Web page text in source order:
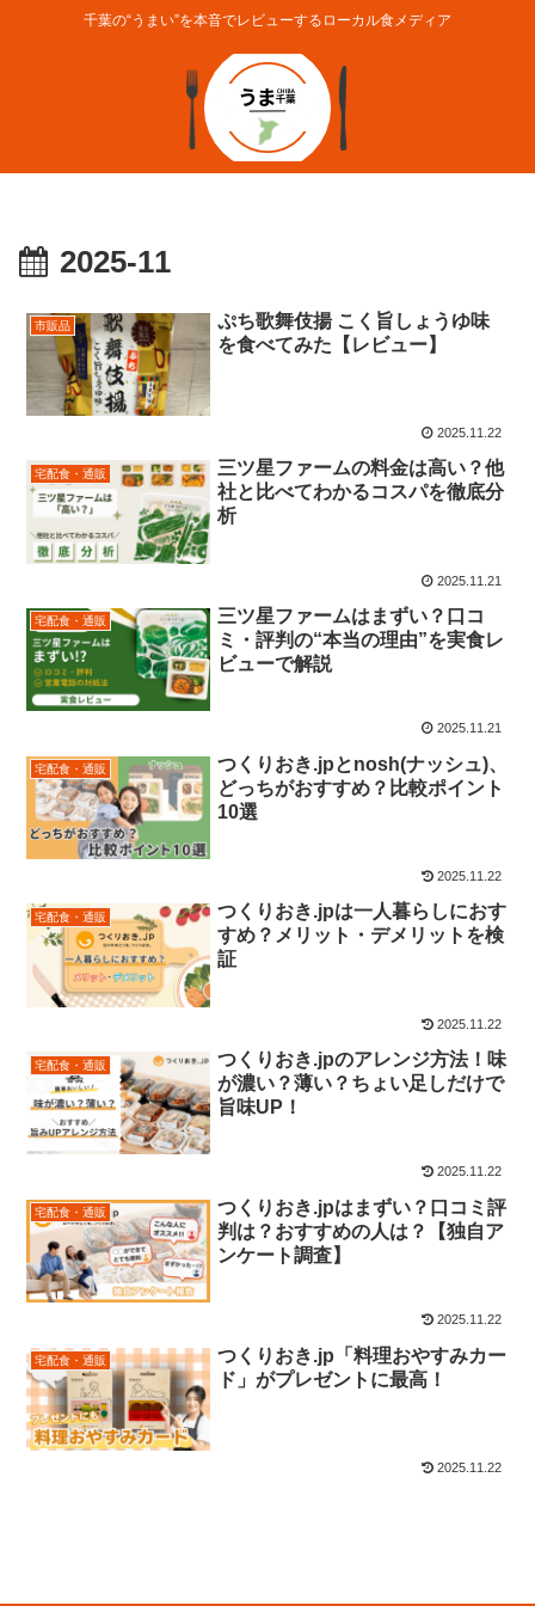
千葉の“うまい”を本音でレビューするローカル食メディア
2025-11
市販品
ぷち歌舞伎揚 こく旨しょうゆ味
を食べてみた【レビュー】
2025.11.22
宅配食・通販
三ツ星ファームの料金は高い？他
社と比べてわかるコスパを徹底分
析
2025.11.21
宅配食・通販
三ツ星ファームはまずい？口コ
ミ・評判の“本当の理由”を実食レ
ビューで解説
2025.11.21
宅配食・通販
つくりおき.jpとnosh(ナッシュ)、
どっちがおすすめ？比較ポイント
10選
2025.11.22
宅配食・通販
つくりおき.jpは一人暮らしにおす
すめ？メリット・デメリットを検
証
2025.11.22
宅配食・通販
つくりおき.jpのアレンジ方法！味
が濃い？薄い？ちょい足しだけで
旨味UP！
2025.11.22
宅配食・通販
つくりおき.jpはまずい？口コミ評
判は？おすすめの人は？【独自ア
ンケート調査】
2025.11.22
宅配食・通販
つくりおき.jp「料理おやすみカー
ド」がプレゼントに最高！
2025.11.22